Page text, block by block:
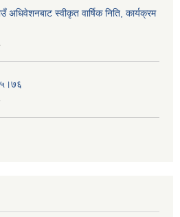
स्वीकृत वार्षिक निति, कार्यक्रम